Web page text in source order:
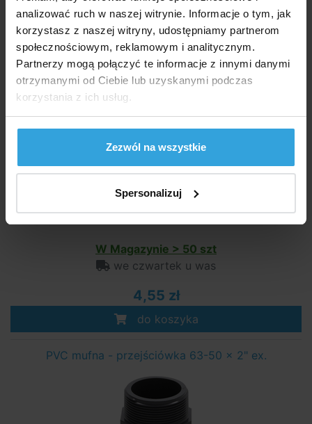
analizować ruch w naszej witrynie. Informacje o tym, jak
korzystasz z naszej witryny, udostępniamy partnerom
społecznościowym, reklamowym i analitycznym.
Partnerzy mogą połączyć te informacje z innymi danymi
otrzymanymi od Ciebie lub uzyskanymi podczas
korzystania z ich usług.
Zezwól na wszystkie
Spersonalizuj
34,50 zł
do koszyka
Taśma uszczelniająca teflonowa
W Magazynie > 50 szt
we czwartek u was
4,55 zł
do koszyka
PVC mufna - przejściówka 63-50 x 2" ex.